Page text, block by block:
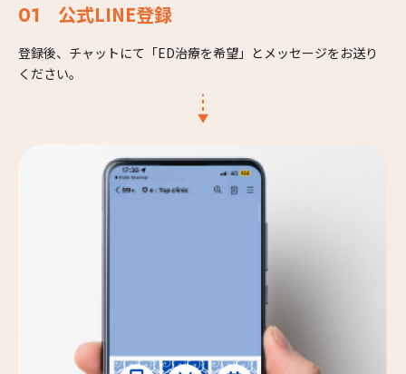
公式LINE登録
登録後、チャットにて「ED治療を希望」とメッセージをお送り
ください。